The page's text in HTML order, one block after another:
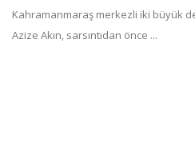
Kahramanmaraş merkezli iki büyük
Azize Akın, sarsıntıdan önce ...